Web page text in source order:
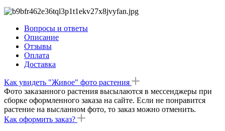
Вопросы и ответы
Описание
Отзывы
Оплата
Доставка
Как увидеть "Живое" фото растения
Фото заказанного растения высылаются в мессенджеры при
сборке оформленного заказа на сайте. Если не понравится
растение на высланном фото, то заказ можно отменить.
Как оформить заказ?